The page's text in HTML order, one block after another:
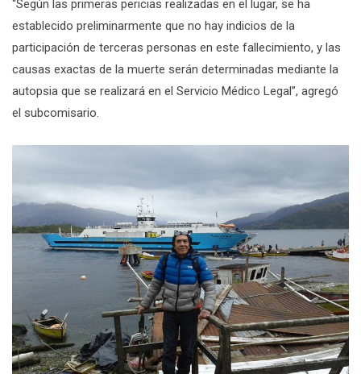
“Según las primeras pericias realizadas en el lugar, se ha
establecido preliminarmente que no hay indicios de la
participación de terceras personas en este fallecimiento, y las
causas exactas de la muerte serán determinadas mediante la
autopsia que se realizará en el Servicio Médico Legal”, agregó
el subcomisario.